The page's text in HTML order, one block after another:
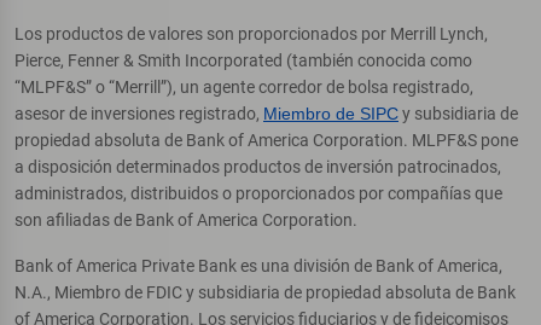
Los productos de valores son proporcionados por Merrill Lynch,
Pierce, Fenner & Smith Incorporated (también conocida como
“MLPF&S” o “Merrill”), un agente corredor de bolsa registrado,
asesor de inversiones registrado, Miembro de SIPCy subsidiaria de
propiedad absoluta de Bank of America Corporation. MLPF&S pone
a disposición determinados productos de inversión patrocinados,
administrados, distribuidos o proporcionados por compañías que
son afiliadas de Bank of America Corporation.
Bank of America Private Bank es una división de Bank of America,
N.A., Miembro de FDIC y subsidiaria de propiedad absoluta de Bank
of America Corporation. Los servicios fiduciarios y de fideicomisos